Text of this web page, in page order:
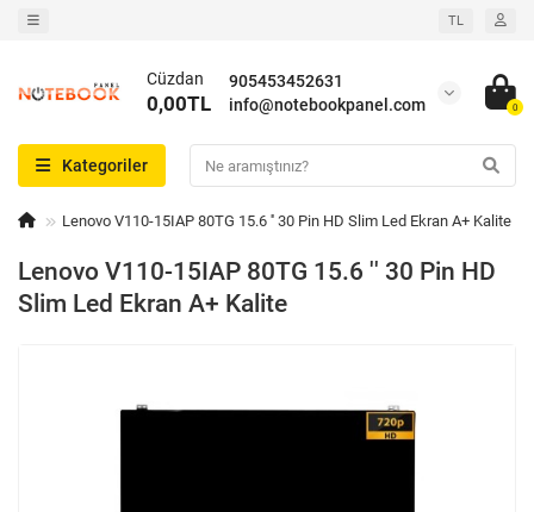
TL
905453452631
info@notebookpanel.com
Cüzdan
0,00TL 0
Kategoriler
Lenovo V110-15IAP 80TG 15.6 '' 30 Pin HD Slim Led Ekran A+ Kalite
Lenovo V110-15IAP 80TG 15.6 '' 30 Pin HD
Slim Led Ekran A+ Kalite